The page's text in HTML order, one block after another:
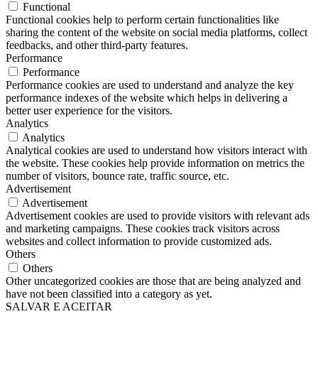
Functional
Functional cookies help to perform certain functionalities like
sharing the content of the website on social media platforms, collect
feedbacks, and other third-party features.
Performance
Performance
Performance cookies are used to understand and analyze the key
performance indexes of the website which helps in delivering a
better user experience for the visitors.
Analytics
Analytics
Analytical cookies are used to understand how visitors interact with
the website. These cookies help provide information on metrics the
number of visitors, bounce rate, traffic source, etc.
Advertisement
Advertisement
Advertisement cookies are used to provide visitors with relevant ads
and marketing campaigns. These cookies track visitors across
websites and collect information to provide customized ads.
Others
Others
Other uncategorized cookies are those that are being analyzed and
have not been classified into a category as yet.
SALVAR E ACEITAR